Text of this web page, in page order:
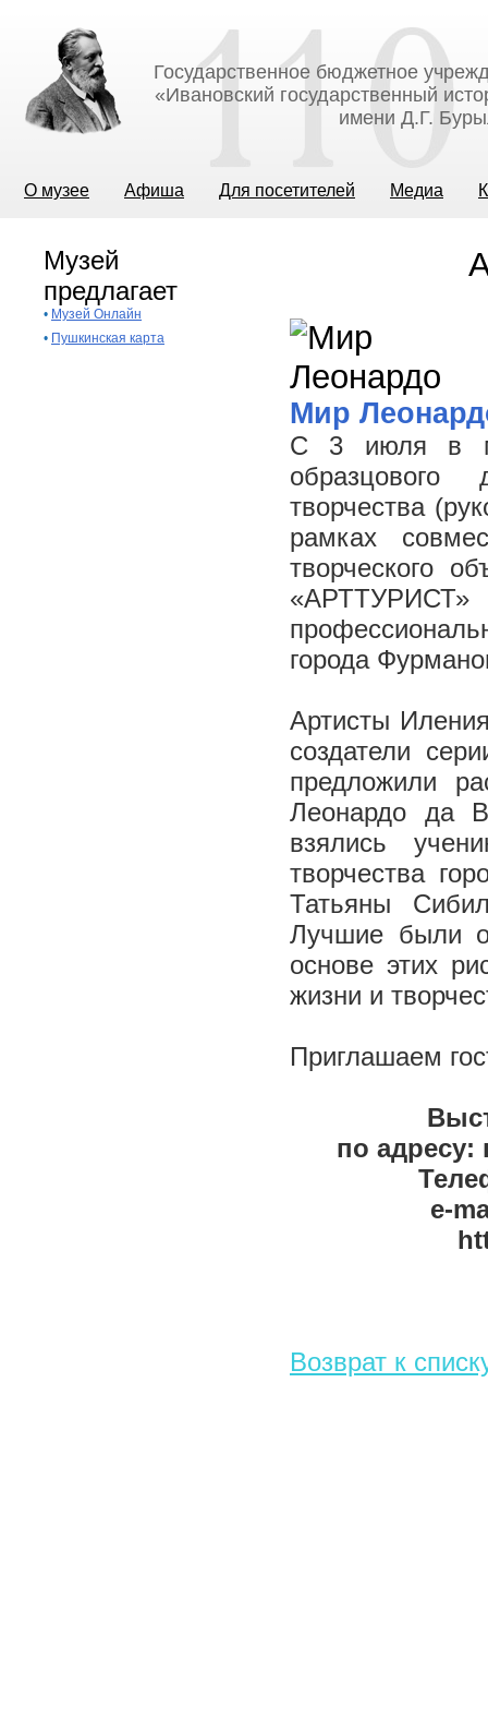
Государственное бюджетное
«Ивановский государственный
имени Д.Г.
О музее Афиша Для посетителей Медиа
Музей
предлагает
• Музей Онлайн
• Пушкинская карта
Мир
С 3 июля в
образцового
творчества
рамках
творческого
«АРТТУРИСТ»
города
Артисты
создатели
предложили
Леонардо да
взялись
творчества
Татьяны
Лучшие были
основе этих
жизни и
Приглашаем
по адресу:
e-
Возврат к